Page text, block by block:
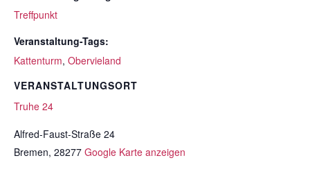
Treffpunkt
Veranstaltung-Tags:
Kattenturm, Obervieland
VERANSTALTUNGSORT
Truhe 24
Alfred-Faust-Straße 24
Bremen, 28277 Google Karte anzeigen